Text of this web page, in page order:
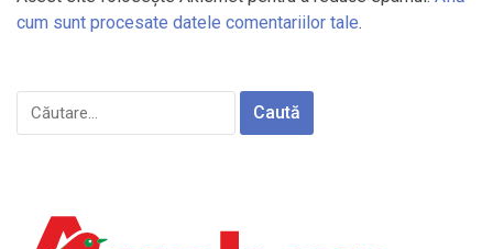
cum sunt procesate datele comentariilor tale.
Caută
după: